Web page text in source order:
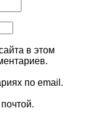
в этом
по email.